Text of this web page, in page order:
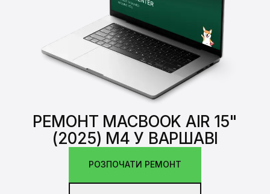
РЕМОНТ MACBOOK AIR 15"
(2025) M4 У ВАРШАВІ
РОЗПОЧАТИ РЕМОНТ